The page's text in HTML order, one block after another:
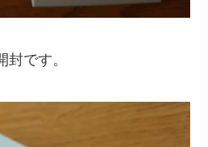
です。